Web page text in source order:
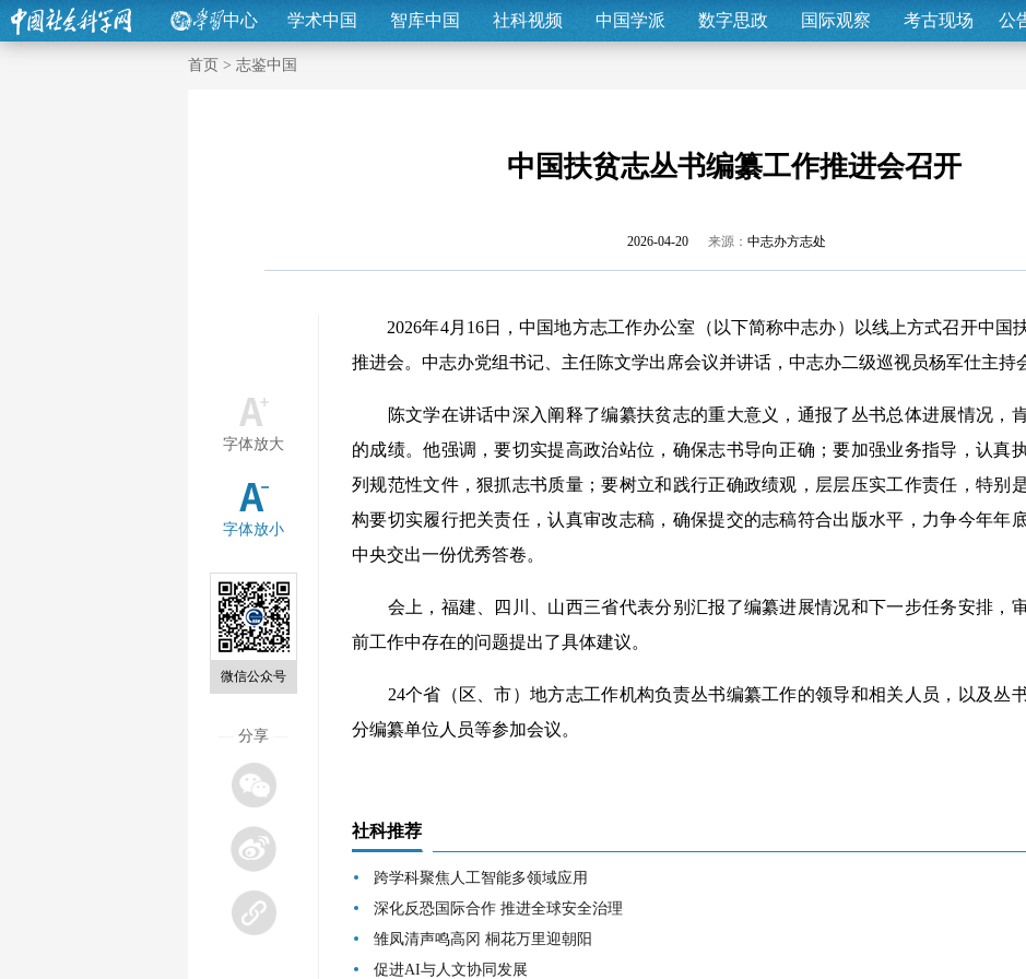
中心 学术中国 智库中国 社科视频 中国学派 数字思政 国际观察 考古现场 公
首页 > 志鉴中国
中国扶贫志丛书编纂工作推进会召开
2026-04-20 来源： 中志办方志处
字体放大
字体放小
微信公众号
分享
2026年4月16日，中国地方志工作办公室（以下简称中志办）以线上方式召开中国
推进会。中志办党组书记、主任陈文学出席会议并讲话，中志办二级巡视员杨军仕主持
陈文学在讲话中深入阐释了编纂扶贫志的重大意义，通报了丛书总体进展情况，
的成绩。他强调，要切实提高政治站位，确保志书导向正确；要加强业务指导，认真
列规范性文件，狠抓志书质量；要树立和践行正确政绩观，层层压实工作责任，特别
构要切实履行把关责任，认真审改志稿，确保提交的志稿符合出版水平，力争今年年
中央交出一份优秀答卷。
会上，福建、四川、山西三省代表分别汇报了编纂进展情况和下一步任务安排，
前工作中存在的问题提出了具体建议。
24个省（区、市）地方志工作机构负责丛书编纂工作的领导和相关人员，以及丛
分编纂单位人员等参加会议。
社科推荐
跨学科聚焦人工智能多领域应用
深化反恐国际合作 推进全球安全治理
雏凤清声鸣高冈 桐花万里迎朝阳
促进AI与人文协同发展